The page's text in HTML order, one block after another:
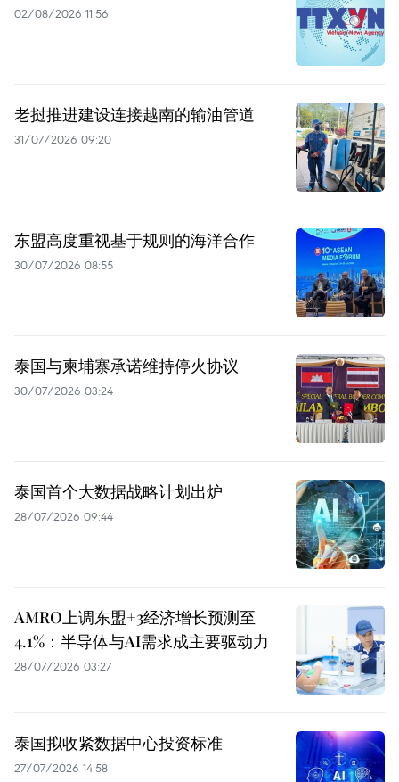
02/08/2026 11:56
老挝推进建设连接越南的输油管道
31/07/2026 09:20
东盟高度重视基于规则的海洋合作
30/07/2026 08:55
泰国与柬埔寨承诺维持停火协议
30/07/2026 03:24
泰国首个大数据战略计划出炉
28/07/2026 09:44
AMRO上调东盟+3经济增长预测至
4.1%：半导体与AI需求成主要驱动力
28/07/2026 03:27
泰国拟收紧数据中心投资标准
27/07/2026 14:58